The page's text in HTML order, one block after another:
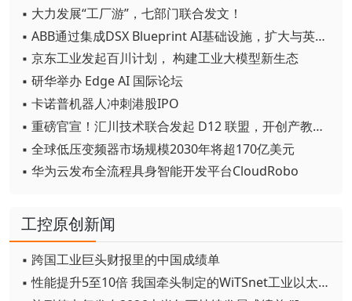
▪ 大力发展“工厂游”，七部门联合发文！
▪ ABB通过集成DSX Blueprint AI基础设施，扩大与英伟达的合作
▪ 京东工业发起百川计划， 构建工业大模型新生态
▪ 研华举办 Edge AI 国际论坛
▪ 卡诺普机器人冲刺港股IPO
▪ 重磅官宣！汇川技术联合发起 D12 联盟，开创产教融合新范式
▪ 全球低压变频器市场规模2030年将超170亿美元
▪ 华为云发布全流程具身智能开发平台CloudRobo
工控原创新闻
▪ 跨国工业巨头财报里的中国成绩单
▪ 性能提升5至10倍 我国牵头制定的WiTSnet工业以太网国际标准正式发布